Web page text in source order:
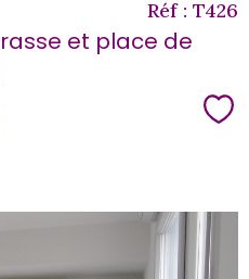
et place de
Réf : T426